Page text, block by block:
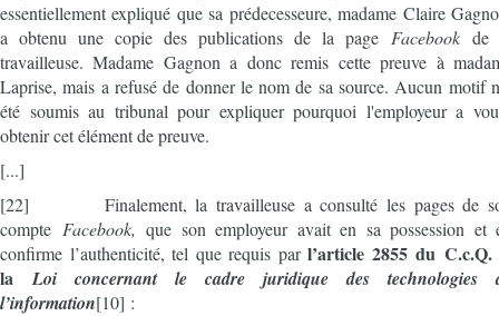
essentiellement expliqué que sa prédecesseure, madame Claire
a obtenu une copie des publications de la page Facebook de
travailleuse. Madame Gagnon a donc remis cette preuve à
Laprise, mais a refusé de donner le nom de sa source. Aucun motif
été soumis au tribunal pour expliquer pourquoi l'employeur a
obtenir cet élément de preuve.
[...]
[22] Finalement, la travailleuse a consulté les pages de
compte Facebook, que son employeur avait en sa possession et
confirme l’authenticité, tel que requis par l’article 2855 du C.c.Q.
laLoi concernant le cadre juridique des technologies
l’information[10] :